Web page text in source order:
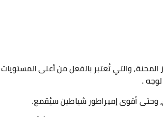
والتي تُعتبر بالفعل من أعلى المستويات
.
وحتى أقوى إمبراطور شياطين سيُقمع.